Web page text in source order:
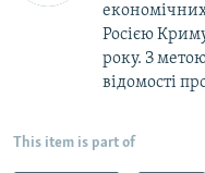
Росією
року. З
відомості
This item is part of